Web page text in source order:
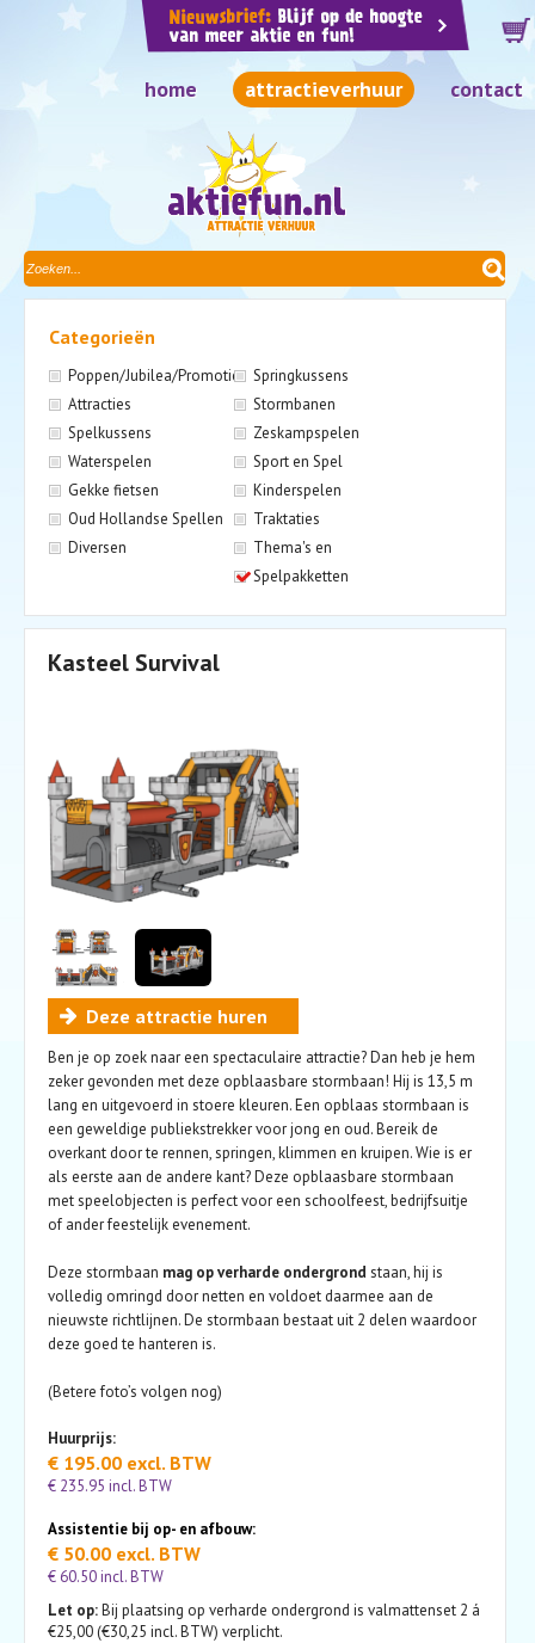
home attractieverhuur contact
Categorieën
Poppen/Jubilea/Promotie
Springkussens
Attracties
Stormbanen
Spelkussens
Zeskampspelen
Waterspelen
Sport en Spel
Gekke fietsen
Kinderspelen
Oud Hollandse Spellen
Traktaties
Diversen
Thema's en
Spelpakketten
Kasteel Survival
Deze attractie huren
Ben je op zoek naar een spectaculaire attractie? Dan heb je hem
zeker gevonden met deze opblaasbare stormbaan! Hij is 13,5 m
lang en uitgevoerd in stoere kleuren. Een opblaas stormbaan is
een geweldige publiekstrekker voor jong en oud. Bereik de
overkant door te rennen, springen, klimmen en kruipen. Wie is er
als eerste aan de andere kant? Deze opblaasbare stormbaan
met speelobjecten is perfect voor een schoolfeest, bedrijfsuitje
of ander feestelijk evenement.
Deze stormbaan mag op verharde ondergrond staan, hij is
volledig omringd door netten en voldoet daarmee aan de
nieuwste richtlijnen. De stormbaan bestaat uit 2 delen waardoor
deze goed te hanteren is.
(Betere foto’s volgen nog)
Huurprijs:
€ 195.00 excl. BTW
€ 235.95 incl. BTW
Assistentie bij op- en afbouw:
€ 50.00 excl. BTW
€ 60.50 incl. BTW
Let op:Bij plaatsing op verharde ondergrond is valmattenset 2 á
€25,00 (€30,25 incl. BTW) verplicht.